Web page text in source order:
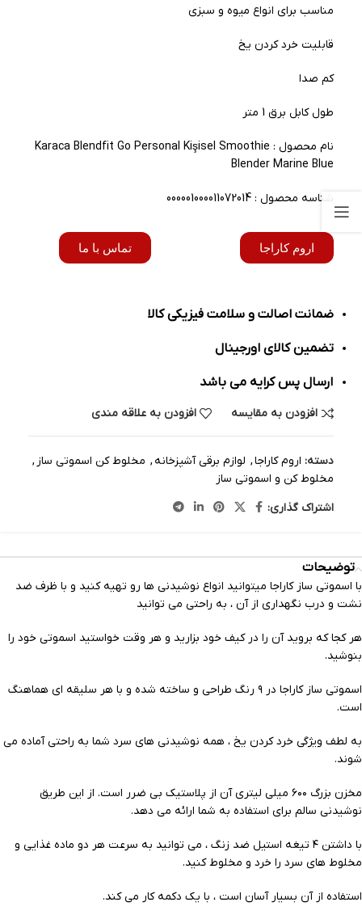
مناسب برای انواع میوه و سبزی
قابلیت خرد کردن یخ
کم صدا
طول کابل برق 1 متر
نام محصول : Karaca Blendfit Go Personal Kişisel Smoothie
Blender Marine Blue
شناسه محصول : 000001000011072014
اروم کاراجا تماس با ما
ضمانت اصالت و سلامت فیزیکی کالا
تضمین کالای اورجینال
ارسال پس کرایه می باشد
افزودن به مقایسه افزودن به علاقه مندی
دسته: اروم کاراجا, لوازم برقی آشپزخانه , مخلوط کن اسموتی ساز ,
مخلوط کن و اسموتی ساز
اشتراک گذاری:
توضیحات
با اسموتی ساز کاراجا میتوانید انواع نوشیدنی ها رو تهیه کنید و با ظرف ضد
نشت و درب نگهداری از آن ، به راحتی می توانید
هر کجا که بروید آن را در کیف خود بزارید و هر وقت خواستید اسموتی خود را
بنوشید.
اسموتی ساز کاراجا در ۹ رنگ طراحی و ساخته شده و با هر سلیقه ای هماهنگ
است.
به لطف ویژگی خرد کردن یخ ، همه نوشیدنی های سرد شما به راحتی آماده می
شوند.
مخزن بزرگ ۶۰۰ میلی لیتری آن از پلاستیک بی ضرر است. از این طریق
نوشیدنی سالم برای استفاده به شما ارائه می دهد.
با داشتن ۴ تیغه استیل ضد زنگ ، می توانید به سرعت هر دو ماده غذایی و
مخلوط های سرد را خرد و مخلوط کنید.
استفاده از آن بسیار آسان است ، با یک دکمه کار می کند.